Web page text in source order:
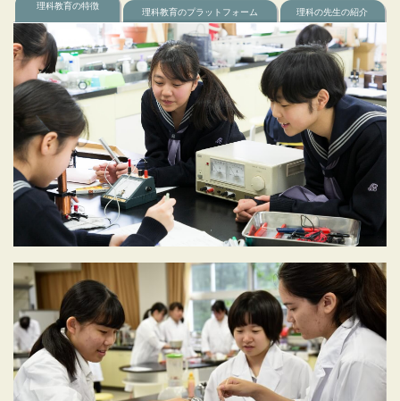
理科教育の特徴
理科教育のプラットフォーム 理科の先生の紹介